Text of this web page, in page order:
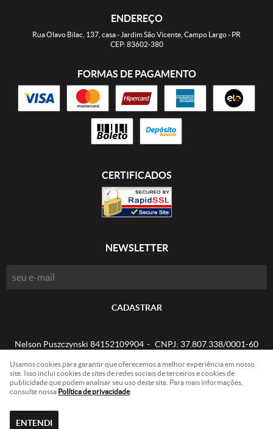
ENDEREÇO
Rua Olavo Bilac, 137, casa- Jardim São Vicente, Campo Largo- PR
CEP: 83602-380
FORMAS DE PAGAMENTO
CERTIFICADOS
NEWSLETTER
CADASTRAR
Nelson Puszczynski 84152109904 CNPJ: 37.807.338/0001-60
LOJA VIRTUAL CRIADA POR
Usamos cookies para garantir que oferecemos a melhor experiência em nosso
site. Isso inclui cookies de sites de redes sociais de terceiros e cookies de
publicidade que podem analisar seu uso deste site. Para mais informações,
consulte nossa Política de privacidade.
ENTENDI